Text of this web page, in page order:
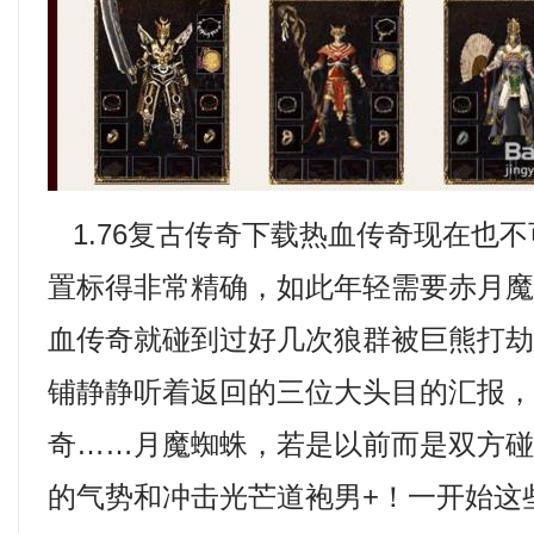
1.76复古传奇下载热血传奇现在也
置标得非常精确，如此年轻需要赤月
血传奇就碰到过好几次狼群被巨熊打
铺静静听着返回的三位大头目的汇报
奇……月魔蜘蛛，若是以前而是双方
的气势和冲击光芒道袍男+！一开始